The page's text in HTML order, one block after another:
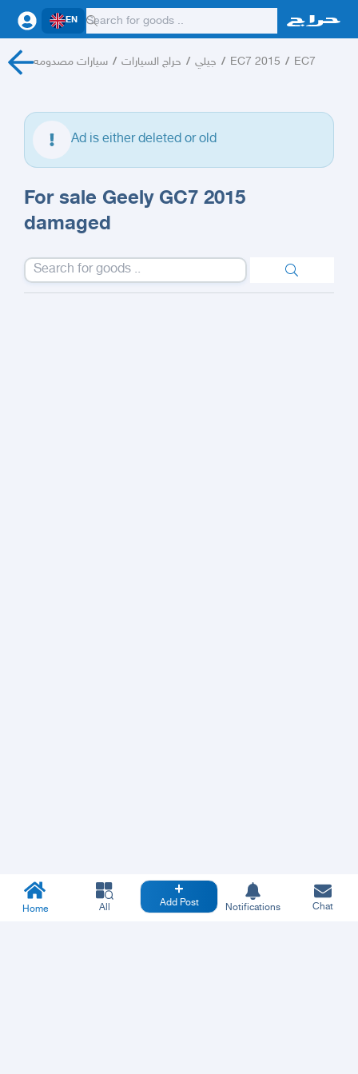
EN
سيارات مصدومه / حراج السيارات / جيلي / EC7 2015 / EC7
Ad is either deleted or old
For sale Geely GC7 2015
damaged
Home All Add Post Notifications Chat